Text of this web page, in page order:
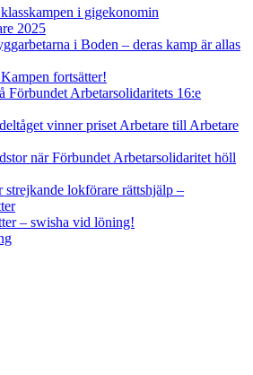
i gigekonomin
2025
i Boden – deras kamp är allas
fortsätter!
Förbundet Arbetarsolidaritets 16:e
vinner priset Arbetare till Arbetare
när Förbundet Arbetarsolidaritet höll
strejkande lokförare rättshjälp –
– swisha vid löning!